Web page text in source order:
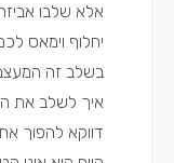
אלא שלבו
יחלוף וימאס
בשלב זה
איך לשלב את
דווקא להפוך